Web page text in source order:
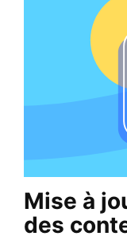
Mise à
des